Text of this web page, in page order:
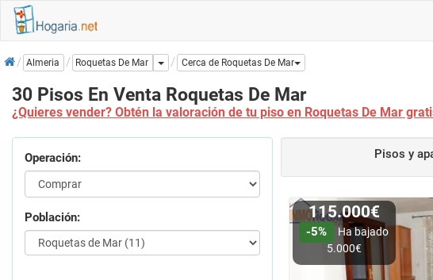
InicioAlmeria Roquetas De Mar Dropdown
Cerca de Roquetas De Mar
30 Pisos En Venta Roquetas De Mar
¿Quieres vender? Obtén la valoración de tu piso en Roquetas De Mar
Operación:
Población:
Pisos y
115.000€
-5%
Ha bajado
5.000€